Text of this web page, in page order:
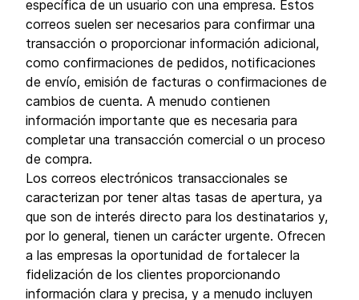
específica de un usuario con una empresa. Estos
correos suelen ser necesarios para confirmar una
transacción o proporcionar información adicional,
como confirmaciones de pedidos, notificaciones
de envío, emisión de facturas o confirmaciones de
cambios de cuenta. A menudo contienen
información importante que es necesaria para
completar una transacción comercial o un proceso
de compra.
Los correos electrónicos transaccionales se
caracterizan por tener altas tasas de apertura, ya
que son de interés directo para los destinatarios y,
por lo general, tienen un carácter urgente. Ofrecen
a las empresas la oportunidad de fortalecer la
fidelización de los clientes proporcionando
información clara y precisa, y a menudo incluyen